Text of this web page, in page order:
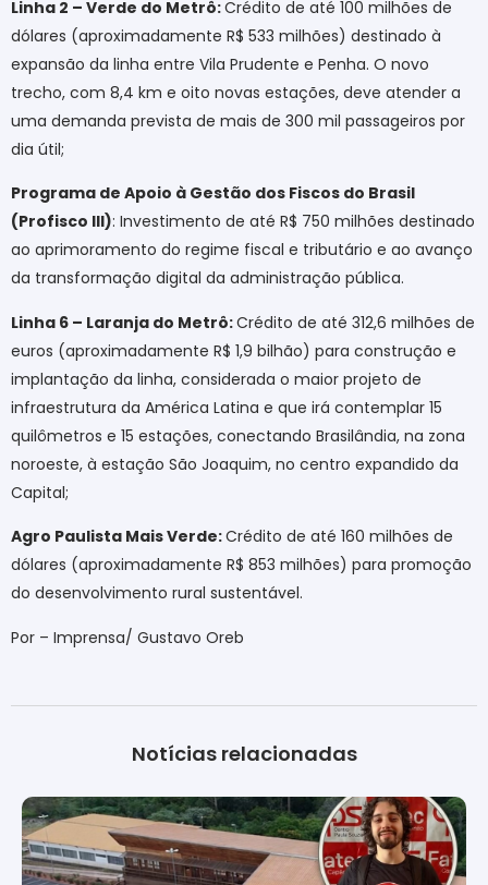
Linha 2 – Verde do Metrô:Crédito de até 100 milhões de
dólares (aproximadamente R$ 533 milhões) destinado à
expansão da linha entre Vila Prudente e Penha. O novo
trecho, com 8,4 km e oito novas estações, deve atender a
uma demanda prevista de mais de 300 mil passageiros por
dia útil;
Programa de Apoio à Gestão dos Fiscos do Brasil
(Profisco III): Investimento de até R$ 750 milhões destinado
ao aprimoramento do regime fiscal e tributário e ao avanço
da transformação digital da administração pública.
Linha 6 – Laranja do Metrô:Crédito de até 312,6 milhões de
euros (aproximadamente R$ 1,9 bilhão) para construção e
implantação da linha, considerada o maior projeto de
infraestrutura da América Latina e que irá contemplar 15
quilômetros e 15 estações, conectando Brasilândia, na zona
noroeste, à estação São Joaquim, no centro expandido da
Capital;
Agro Paulista Mais Verde:Crédito de até 160 milhões de
dólares (aproximadamente R$ 853 milhões) para promoção
do desenvolvimento rural sustentável.
Por – Imprensa/ Gustavo Oreb
Notícias relacionadas